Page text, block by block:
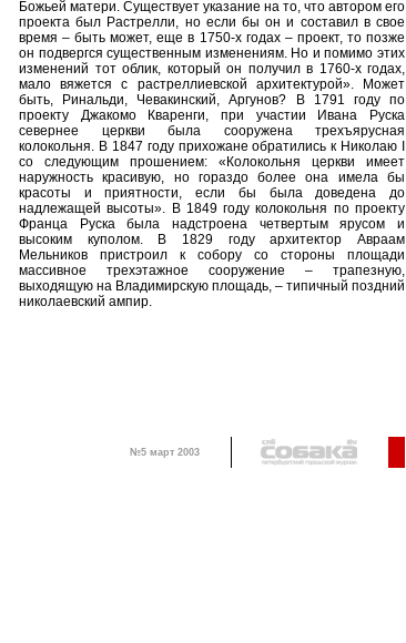
Божьей матери. Существует указание на то, что автором его
проекта был Растрелли, но если бы он и составил в свое
время – быть может, еще в 1750-х годах – проект, то позже
он подвергся существенным изменениям. Но и помимо этих
изменений тот облик, который он получил в 1760-х годах,
мало вяжется с растреллиевской архитектурой». Может
быть, Ринальди, Чевакинский, Аргунов? В 1791 году по
проекту Джакомо Кваренги, при участии Ивана Руска
севернее церкви была сооружена трехъярусная
колокольня. В 1847 году прихожане обратились к Николаю I
со следующим прошением: «Колокольня церкви имеет
наружность красивую, но гораздо более она имела бы
красоты и приятности, если бы была доведена до
надлежащей высоты». В 1849 году колокольня по проекту
Франца Руска была надстроена четвертым ярусом и
высоким куполом. В 1829 году архитектор Авраам
Мельников пристроил к собору со стороны площади
массивное трехэтажное сооружение – трапезную,
выходящую на Владимирскую площадь, – типичный поздний
николаевский ампир.
№5 март 2003